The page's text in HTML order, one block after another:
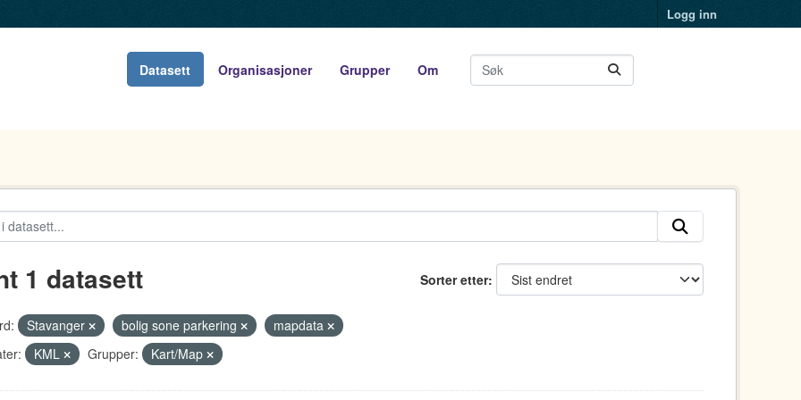
Logg inn
Datasett Organisasjoner Grupper Om
Sorter etter
1 datasett
Stavanger bolig sone parkering
mapdata
KML Grupper: Kart/Map